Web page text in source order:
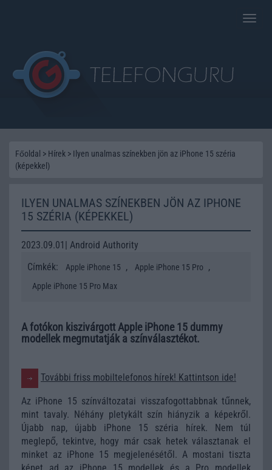
Toggle
Főoldal > Hírek > Ilyen unalmas színekben jön az iPhone 15 széria
(képekkel)
ILYEN UNALMAS SZÍNEKBEN JÖN AZ IPHONE
15 SZÉRIA (KÉPEKKEL)
2023.09.01| Android Authority
Címkék:
Apple iPhone 15 , Apple iPhone 15 Pro ,
Apple iPhone 15 Pro Max
A fotókon kiszivárgott Apple iPhone 15 dummy
modellek megmutatják a színválasztékot.
További friss mobiltelefonos hírek! Kattintson ide!
Az iPhone 15 színváltozatai visszafogottabbnak tűnnek,
mint tavaly. Néhány pletykált szín hiányzik a képekről.
Újabb nap, újabb iPhone 15 széria hírek. Nem túl
meglepő, tekintve, hogy már csak hetek választanak el
minket az iPhone 15 megjelenésétől. A mostani tiszta
képet ad az iPhone 15 modellek és a Pro modellek